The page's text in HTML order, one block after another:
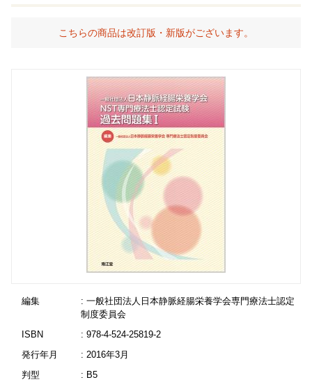
こちらの商品は改訂版・新版がございます。
編集
: 一般社団法人日本静脈経腸栄養学会専門療法士認定
制度委員会
ISBN
: 978-4-524-25819-2
発行年月
: 2016年3月
判型
: B5